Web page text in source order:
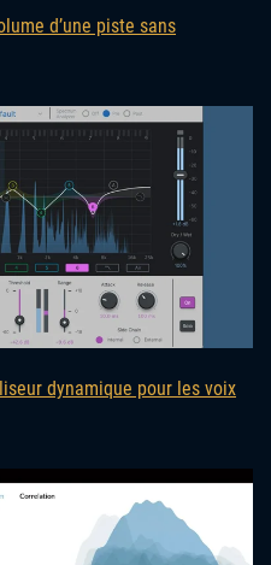
d’une piste sans
dynamique pour les voix